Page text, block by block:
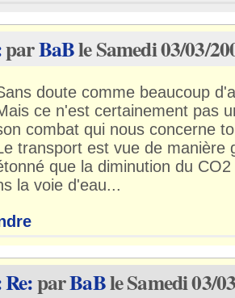
parBaBle Samedi 03/03/
doute comme beaucoup
ce n'est certainement pas
combat qui nous concerne
transport est vue de manière
que la diminution du
la voie d'eau...
Re:parBaBle Samedi 03/